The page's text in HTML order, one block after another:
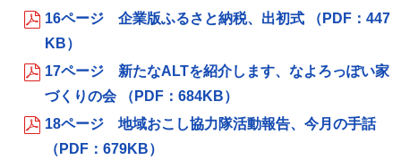
16ページ 企業版ふるさと納税、出初式 （PDF：447
KB）
17ページ 新たなALTを紹介します、なよろっぽい家
づくりの会 （PDF：684KB）
18ページ 地域おこし協力隊活動報告、今月の手話
（PDF：679KB）